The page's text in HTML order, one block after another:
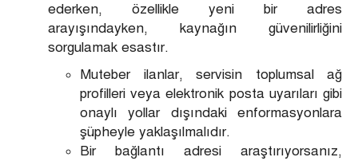
ederken, özellikle yeni bir adres
arayışındayken, kaynağın güvenilirliğini
sorgulamak esastır.
Muteber ilanlar, servisin toplumsal ağ
profilleri veya elektronik posta uyarıları gibi
onaylı yollar dışındaki enformasyonlara
şüpheyle yaklaşılmalıdır.
Bir bağlantı adresi araştırıyorsanız,